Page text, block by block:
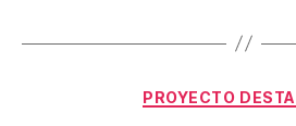
PROYECTO